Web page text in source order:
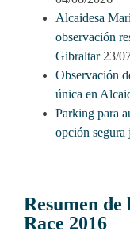
Resumen
Race 2016
Alcaidesa
observación
Gibraltar 23/
Observación
única en
Parking para
opción segura